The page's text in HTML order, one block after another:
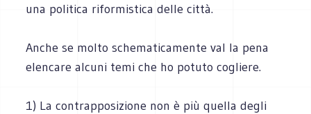
una politica riformistica delle città.
Anche se molto schematicamente val la pena
elencare alcuni temi che ho potuto cogliere.
1) La contrapposizione non è più quella degli